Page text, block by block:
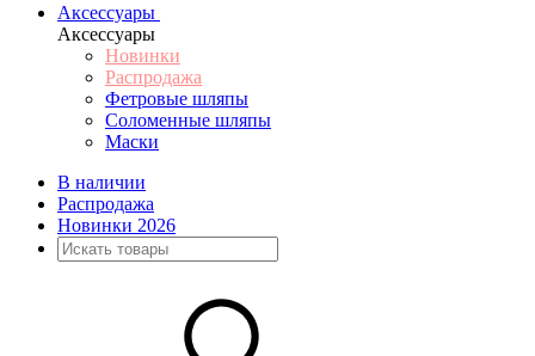
Аксессуары
Аксессуары
Новинки
Распродажа
Фетровые шляпы
Соломенные шляпы
Маски
В наличии
Распродажа
Новинки 2026